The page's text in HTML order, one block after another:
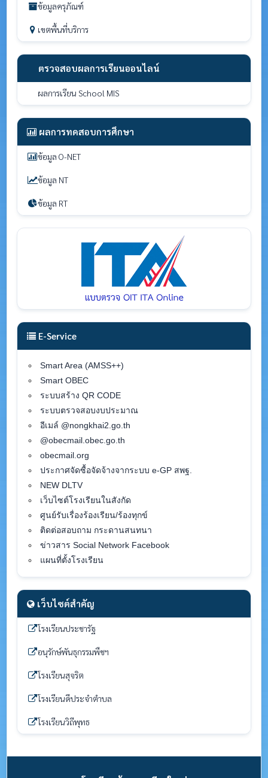
ข้อมูลครุภัณฑ์
เขตพื้นที่บริการ
ตรวจสอบผลการเรียนออนไลน์
ผลการเรียน School MIS
ผลการทดสอบการศึกษา
ข้อมูล O-NET
ข้อมูล NT
ข้อมูล RT
E-Service
Smart Area (AMSS++)
Smart OBEC
ระบบสร้าง QR CODE
ระบบตรวจสอบงบประมาณ
อีเมล์ @nongkhai2.go.th
@obecmail.obec.go.th
obecmail.org
ประกาศจัดซื้อจัดจ้างจากระบบ e-GP สพฐ.
NEW DLTV
เว็บไซต์โรงเรียนในสังกัด
ศูนย์รับเรื่องร้องเรียน/ร้องทุกข์
ติดต่อสอบถาม กระดานสนทนา
ข่าวสาร Social Network Facebook
แผนที่ตั้งโรงเรียน
เว็บไซต์สำคัญ
โรงเรียนประชารัฐ
อนุรักษ์พันธุกรรมพืชฯ
โรงเรียนสุจริต
โรงเรียนดีประจำตำบล
โรงเรียนวิถีพุทธ